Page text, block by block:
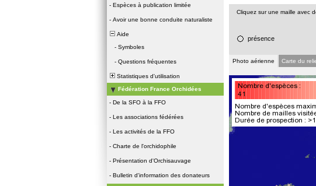
- Espèces à publication limitée
- Avoir une bonne conduite naturaliste
Aide
- Symboles
- Questions fréquentes
Statistiques d'utilisation
Fédération France Orchidées
- De la SFO à la FFO
- Les associations fédérées
- Les activités de la FFO
- Charte de l'orchidophile
- Présentation d'Orchisauvage
- Bulletin d'information des donateurs
Cliquez sur une maille avec
présence
Photo aérienne Carte du